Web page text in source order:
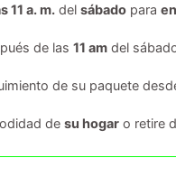
11 a. m.del sábadopara
de las 11 amdel
de su paquete
de su hogaro retire